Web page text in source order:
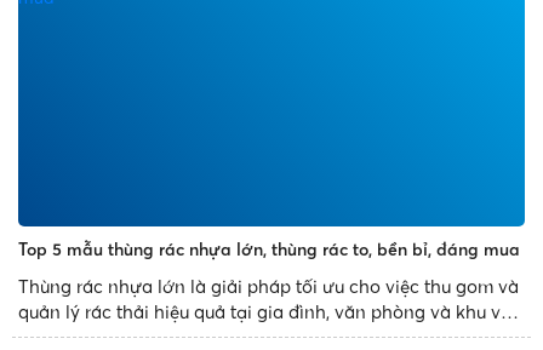
Top 5 mẫu thùng rác nhựa lớn, thùng rác to, bền bỉ, đáng mua
Thùng rác nhựa lớn là giải pháp tối ưu cho việc thu gom và
quản lý rác thải hiệu quả tại gia đình, văn phòng và khu vực
công cộng. Với thiết kế bền bỉ, dung tích đa dạng và tính